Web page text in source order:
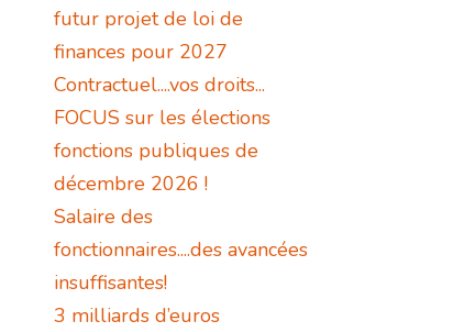
futur projet de loi de
finances pour 2027
Contractuel....vos droits...
FOCUS sur les élections
fonctions publiques de
décembre 2026 !
Salaire des
fonctionnaires....des avancées
insuffisantes!
3 milliards d’euros